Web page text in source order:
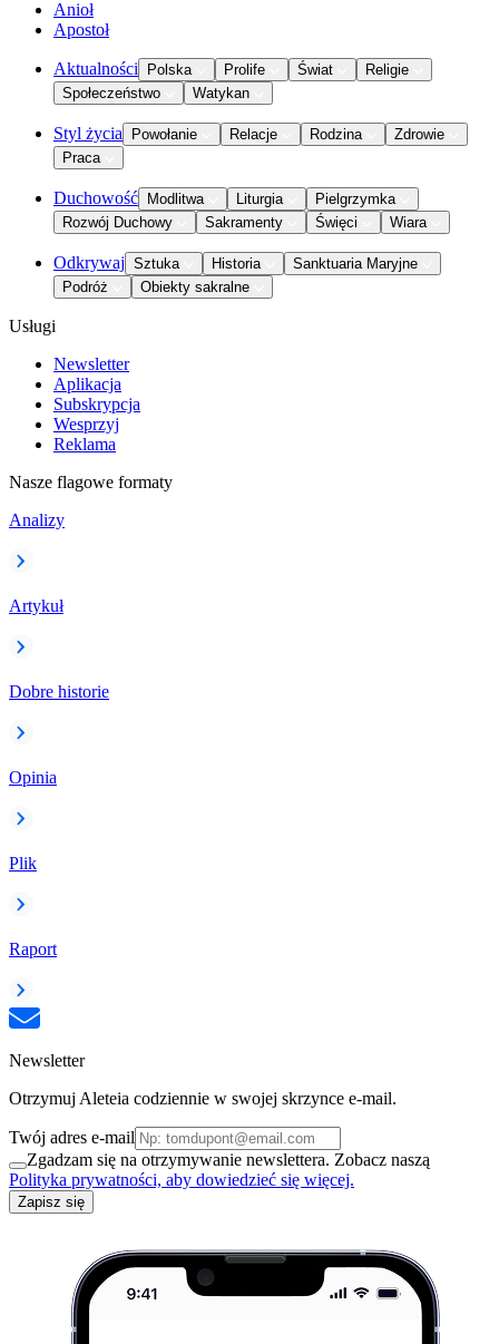
Anioł
Apostoł
Aktualności Polska Prolife Świat
Religie
Społeczeństwo
Watykan
Styl życia Powołanie Relacje Rodzina
Zdrowie
Praca
Duchowość Modlitwa Liturgia
Pielgrzymka
Rozwój Duchowy
Sakramenty Święci Wiara
Odkrywaj Sztuka Historia
Sanktuaria Maryjne
Podróż
Obiekty sakralne
Usługi
Newsletter
Aplikacja
Subskrypcja
Wesprzyj
Reklama
Nasze flagowe formaty
Analizy
Artykuł
Dobre historie
Opinia
Plik
Raport
Newsletter
Otrzymuj Aleteia codziennie w swojej skrzynce e-mail.
Twój adres e-mail
Zgadzam się na otrzymywanie newslettera. Zobacz naszą
Polityka prywatności, aby dowiedzieć się więcej.
Zapisz się